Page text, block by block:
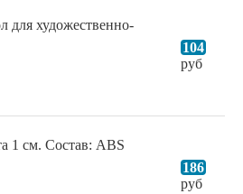
для художественно-
104
руб
1 см. Состав: ABS
186
руб